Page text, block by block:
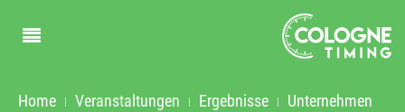
Home Veranstaltungen Ergebnisse Unternehmen